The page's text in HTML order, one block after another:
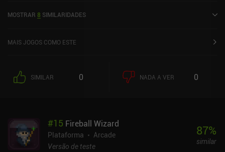
atual de 3,2 de 5,0 no Google Play e 4,6 de 5,0 na iOS App Store.
MOSTRAR 8 SIMILARIDADES
MAIS JOGOS COMO ESTE
SIMILAR 0 NADA A VER 0
#15 Fireball Wizard
Plataforma
Arcade
Versão de teste
87%
similar